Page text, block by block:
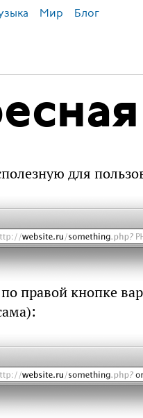
Мир Блог
для
правой кнопке